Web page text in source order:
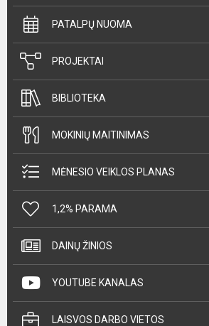
PATALPŲ NUOMA
PROJEKTAI
BIBLIOTEKA
MOKINIŲ MAITINIMAS
MĖNESIO VEIKLOS PLANAS
1,2% PARAMA
DAINŲ ŽINIOS
YOUTUBE KANALAS
LAISVOS DARBO VIETOS